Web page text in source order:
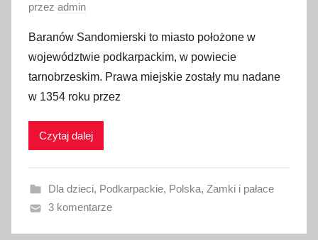
7
O
u
b
l
i
w
n
o
przez admin
Baranów Sandomierski to miasto położone w
województwie podkarpackim, w powiecie
tarnobrzeskim. Prawa miejskie zostały mu nadane
w 1354 roku przez
Czytaj dalej
Dla dzieci, Podkarpackie, Polska, Zamki i pałace
3 komentarze